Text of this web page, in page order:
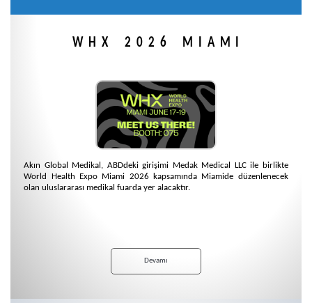
WHX 2026 MIAMI
Akın Global Medikal, ABDdeki girişimi Medak Medical LLC ile birlikte
World Health Expo Miami 2026 kapsamında Miamide düzenlenecek
olan uluslararası medikal fuarda yer alacaktır.
Devamı